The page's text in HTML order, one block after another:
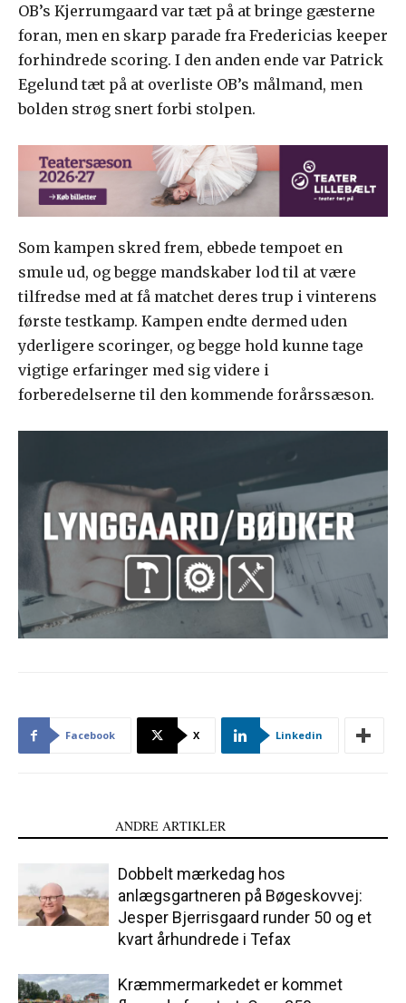
OB’s Kjerrumgaard var tæt på at bringe gæsterne
foran, men en skarp parade fra Fredericias keeper
forhindrede scoring. I den anden ende var Patrick
Egelund tæt på at overliste OB’s målmand, men
bolden strøg snert forbi stolpen.
Som kampen skred frem, ebbede tempoet en
smule ud, og begge mandskaber lod til at være
tilfredse med at få matchet deres trup i vinterens
første testkamp. Kampen endte dermed uden
yderligere scoringer, og begge hold kunne tage
vigtige erfaringer med sig videre i
forberedelserne til den kommende forårssæson.
Facebook X Linkedin
ANDRE ARTIKLER
Dobbelt mærkedag hos
anlægsgartneren på Bøgeskovvej:
Jesper Bjerrisgaard runder 50 og et
kvart århundrede i Tefax
Kræmmermarkedet er kommet